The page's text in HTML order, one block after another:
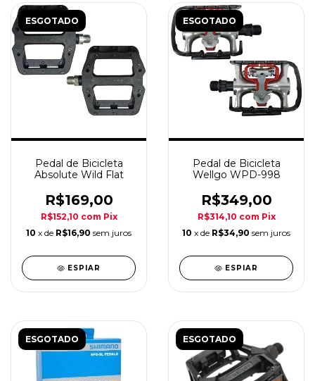
ESGOTADO
Pedal de Bicicleta
Absolute Wild Flat
R$169,00
R$152,10 com Pix
10 x de R$16,90 sem juros
ESPIAR
ESGOTADO
Pedal de Bicicleta
Wellgo WPD-998
R$349,00
R$314,10 com Pix
10 x de R$34,90 sem juros
ESPIAR
ESGOTADO ESGOTADO